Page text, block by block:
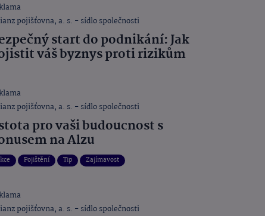
pojišťovna, a. s. - sídlo společnosti
start do podnikání: Jak
váš byznys proti rizikům
pojišťovna, a. s. - sídlo společnosti
pro vaši budoucnost s
na Alzu
Pojištění Tip Zajímavost
pojišťovna, a. s. - sídlo společnosti